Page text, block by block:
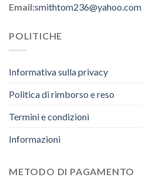
Email:smithtom236@yahoo.com
POLITICHE
Informativa sulla privacy
Politica di rimborso e reso
Termini e condizioni
Informazioni
METODO DI PAGAMENTO